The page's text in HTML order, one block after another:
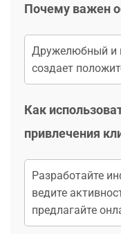
Почему важен
Дружелюбный и
создает
Как
привлечения
Разработайте
ведите
предлагайте